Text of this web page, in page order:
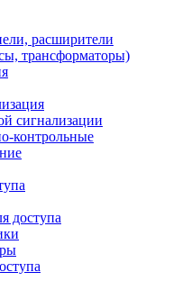
расширители
трансформаторы)
сигнализации
контрольные
доступа